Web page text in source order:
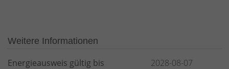
Weitere Informationen
Energieausweis gültig bis
2028-08-07